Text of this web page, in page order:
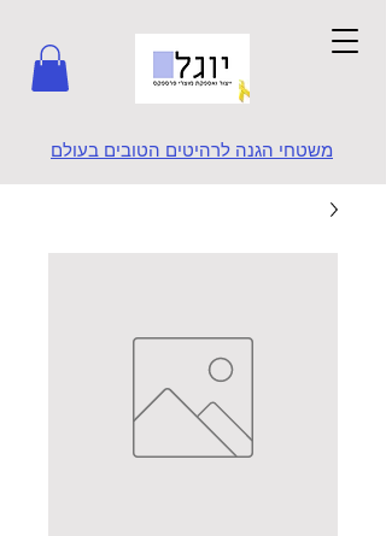
משטחי הגנה לרהיטים הטובים בעולם